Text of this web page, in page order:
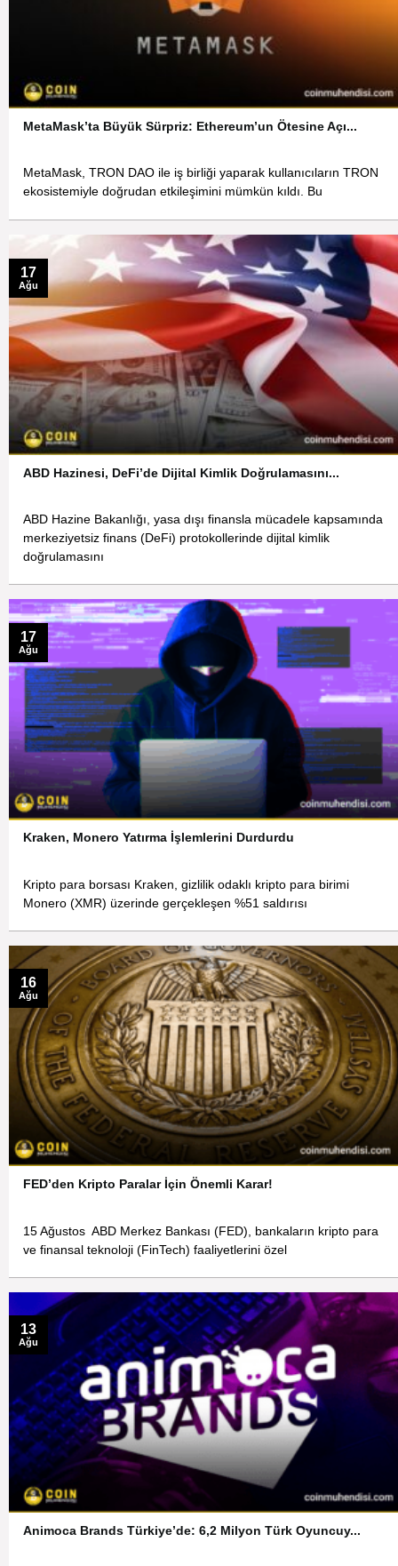
MetaMask’ta Büyük Sürpriz: Ethereum’un Ötesine Açı...
MetaMask, TRON DAO ile iş birliği yaparak kullanıcıların TRON
ekosistemiyle doğrudan etkileşimini mümkün kıldı. Bu
ABD Hazinesi, DeFi’de Dijital Kimlik Doğrulamasını...
ABD Hazine Bakanlığı, yasa dışı finansla mücadele kapsamında
merkeziyetsiz finans (DeFi) protokollerinde dijital kimlik
doğrulamasını
17
Ağu
Kraken, Monero Yatırma İşlemlerini Durdurdu
Kripto para borsası Kraken, gizlilik odaklı kripto para birimi
Monero (XMR) üzerinde gerçekleşen %51 saldırısı
17
Ağu
FED’den Kripto Paralar İçin Önemli Karar!
15 Ağustos ABD Merkez Bankası (FED), bankaların kripto para
ve finansal teknoloji (FinTech) faaliyetlerini özel
16
Ağu
Animoca Brands Türkiye’de: 6,2 Milyon Türk Oyuncuy...
13
Ağu